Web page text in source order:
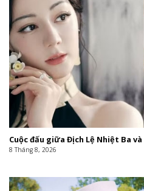
Cuộc đấu giữa Địch Lệ Nhiệt Ba
8 Tháng 8, 2026